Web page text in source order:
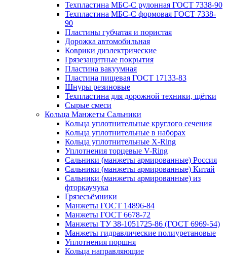
Техпластина МБС-С рулонная ГОСТ 7338-90
Техпластина МБС-С формовая ГОСТ 7338-
90
Пластины губчатая и пористая
Дорожка автомобильная
Коврики диэлектрические
Грязезащитные покрытия
Пластина вакуумная
Пластина пищевая ГОСТ 17133-83
Шнуры резиновые
Техпластина для дорожной техники, щётки
Сырые смеси
Кольца Манжеты Сальники
Кольца уплотнительные круглого сечения
Кольца уплотнительные в наборах
Кольца уплотнительные Х-Ring
Уплотнения торцевые V-Ring
Сальники (манжеты армированные) Россия
Сальники (манжеты армированные) Китай
Сальники (манжеты армированные) из
фторкаучука
Грязесъёмники
Манжеты ГОСТ 14896-84
Манжеты ГОСТ 6678-72
Манжеты ТУ 38-1051725-86 (ГОСТ 6969-54)
Манжеты гидравлические полиуретановые
Уплотнения поршня
Кольца направляющие